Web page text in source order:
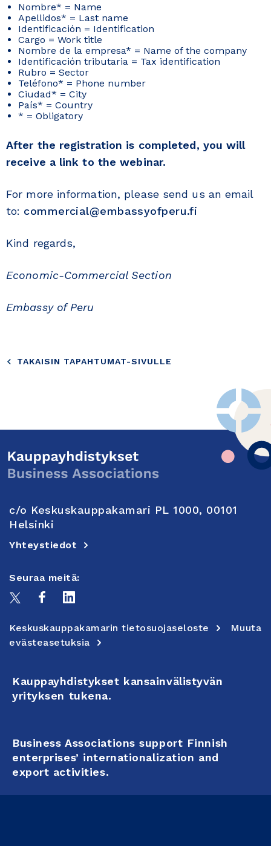
Nombre* = Name
Apellidos* = Last name
Identificación = Identification
Cargo = Work title
Nombre de la empresa* = Name of the company
Identificación tributaria = Tax identification
Rubro = Sector
Teléfono* = Phone number
Ciudad* = City
País* = Country
* = Obligatory
After the registration is completed, you will
receive a link to the webinar.
For more information, please send us an email
to: commercial@embassyofperu.fi
Kind regards,
Economic-Commercial Section
Embassy of Peru
TAKAISIN TAPAHTUMAT-SIVULLE
c/o Keskuskauppakamari PL 1000, 00101
Helsinki
Yhteystiedot
Seuraa meitä:
Keskuskauppakamarin tietosuojaseloste
Muuta
evästeasetuksia
Kauppayhdistykset kansainvälistyvän
yrityksen tukena.
Business Associations support Finnish
enterprises’ internationalization and
export activities.